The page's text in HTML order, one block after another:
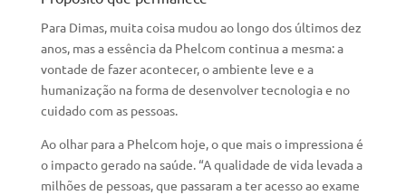
Para Dimas, muita coisa mudou ao longo dos últimos dez
anos, mas a essência da Phelcom continua a mesma: a
vontade de fazer acontecer, o ambiente leve e a
humanização na forma de desenvolver tecnologia e no
cuidado com as pessoas.
Ao olhar para a Phelcom hoje, o que mais o impressiona é
o impacto gerado na saúde. “A qualidade de vida levada a
milhões de pessoas, que passaram a ter acesso ao exame